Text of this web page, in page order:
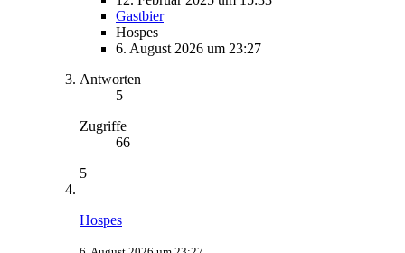
Gastbier
Hospes
6. August 2026 um 23:27
Antworten
5
Zugriffe
66
5
Hospes